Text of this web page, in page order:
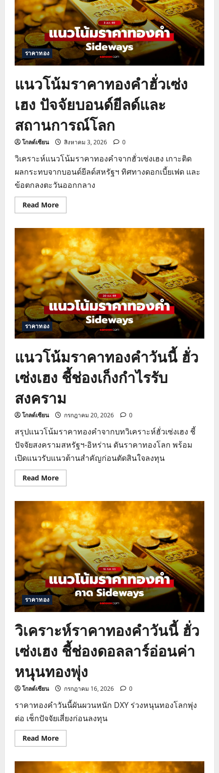
ปัจจัย
หนุน
และ
กดดัน
ตลาด
ทอง
โลก
ราคาทอง
แนวโน้มราคาทองคำฮั่วเซ่ง
เฮง ปัจจัยบอนด์ยีลด์และ
สถานการณ์โลก
โกลด์เซียน สิงหาคม 3, 2026 0
วิเคราะห์แนวโน้มราคาทองคำจากฮั่วเซ่งเฮง เกาะติด
ผลกระทบจากบอนด์ยีลด์สหรัฐฯ ทิศทางดอกเบี้ยเฟด และ
ข้อตกลงตะวันออกกลาง
Read MoreRead
more
โน้ม
ราคา
ทอง
คำ
ฮั่ว
เซ่ง
เฮง
ปัจจัย
บอนด์
ยี
ลด์
และ
สถานการณ์
โลก
ราคาทอง
แนวโน้มราคาทองคำวันนี้ ฮั่ว
เซ่งเฮง ชี้ช่องเก็งกำไรรับ
สงคราม
โกลด์เซียน กรกฎาคม 20, 2026 0
สรุปแนวโน้มราคาทองคำจากบทวิเคราะห์ฮั่วเซ่งเฮง ชี้
ปัจจัยสงครามสหรัฐฯ-อิหร่าน ดันราคาทองโลก พร้อม
เปิดแนวรับแนวต้านสำคัญก่อนตัดสินใจลงทุน
Read MoreRead
more
โน้ม
ราคา
ทองคำ
วัน
นี้
ฮั่ว
เซ่ง
เฮง
ชี้
ช่อง
เก็ง
กำไร
รับ
สงคราม
ราคาทอง
วิเคราะห์ราคาทองคำวันนี้ ฮั่ว
เซ่งเฮง ชี้ช่องดอลลาร์อ่อนค่า
หนุนทองพุ่ง
โกลด์เซียน กรกฎาคม 16, 2026 0
ราคาทองคำวันนี้ผันผวนหนัก DXY ร่วงหนุนทองโลกพุ่ง
ต่อ เช็กปัจจัยเสี่ยงก่อนลงทุน
Read MoreRead
more
ราคา